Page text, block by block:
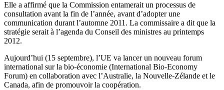
Elle a affirmé que la Commission entamerait un processus de
consultation avant la fin de l’année, avant d’adopter une
communication durant l’automne 2011. La commissaire a dit que la
stratégie serait à l’agenda du Conseil des ministres au printemps
2012.
Aujourd’hui (15 septembre), l’UE va lancer un nouveau forum
international sur la bio-économie (International Bio-Economy
Forum) en collaboration avec l’Australie, la Nouvelle-Zélande et le
Canada, afin de promouvoir la coopération.